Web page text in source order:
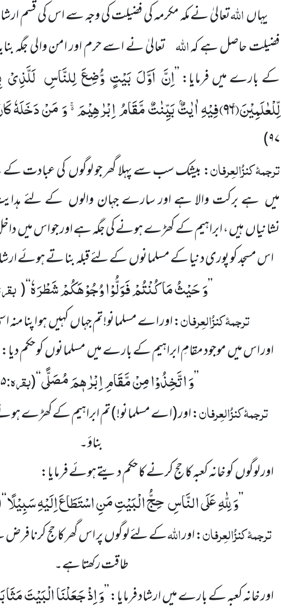
یہاںاللّٰہتعالیٰ نے مکہ مکرمہ کی فضیلت کی وجہ سے اس کی قَسم ارشاد
فضیلت حاصل ہے کہاللّٰہ تعالیٰ نے اسے حرم اور امن والی جگہ
کے بارے میں فرمایا: ’’اِنَّ اَوَّلَ بَیْتٍ وُّضِعَ لِلنَّاسِ لَلَّذِیْ
لِّلْعٰلَمِیْنَۚ(۹۶)فِیْهِ اٰیٰتٌۢ بَیِّنٰتٌ مَّقَامُ اِبْرٰهِیْمَ ﳛ وَ مَنْ دَخَلَهٗ
۹۷)
ترجمۂ کنزُالعِرفان: بیشک سب سے پہلا گھر جو لوگوں کی عبادت کے
میں ہے برکت والا ہے اور سارے جہان والوں کے لئے
نشانیاں ہیں ، ابراہیم کے کھڑے ہونے کی جگہ ہے اور جو اس میں
اس مسجد کو پوری دنیا کے مسلمانوں کے لئے قبلہ بنا تے ہوئے
’’وَ حَیْثُ مَا كُنْتُمْ فَوَلُّوْا وُجُوْهَكُمْ شَطْرَهٗ‘‘
(
ترجمۂ کنزُالعِرفان: اور اے مسلمانو!تم جہاں کہیں ہو اپنا
اور اس میں موجود مقامِ ابراہیم کے بارے میں مسلمانوں کو حکم دیا:
’’وَ اتَّخِذُوْا مِنْ مَّقَامِ اِبْرٰهٖمَ مُصَلًّى‘‘
(بقرہ:
ترجمۂ کنزُالعِرفان: اور(اے مسلمانو!)تم ابراہیم کےکھڑے ہونے
بناؤ۔
اور لوگوں کو خانہ کعبہ کا حج کرنے کا حکم دیتے ہوئے فرمایا:
’’وَ لِلّٰهِ عَلَى النَّاسِ حِجُّ الْبَیْتِ مَنِ اسْتَطَاعَ اِلَیْهِ سَبِیْلًا‘‘
ترجمۂ کنزُالعِرفان: اوراللّٰہکے لئے لوگوں پر اس گھر کاحج کرنا
طاقت رکھتا ہے۔
اور خانہ کعبہ کے بارے میں ارشاد فرمایا: ’’وَ اِذْ جَعَلْنَا الْبَیْتَ